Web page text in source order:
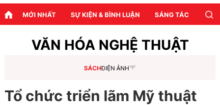
MỚI NHẤT SỰ KIỆN & BÌNH LUẬN SÁNG TÁC
VĂN HÓA NGHỆ THUẬT
SÁCHĐIỆN ẢNH
Tổ chức triển lãm Mỹ thuật